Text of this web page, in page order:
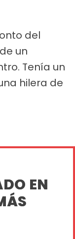
del
un
Tenía un
hilera de
EN